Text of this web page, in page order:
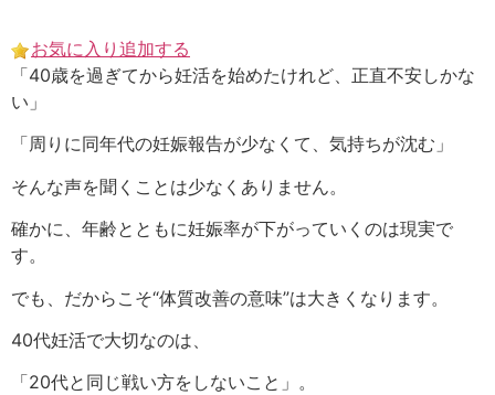
content
お気に入り追加する
「40歳を過ぎてから妊活を始めたけれど、正直不安しかな
い」
「周りに同年代の妊娠報告が少なくて、気持ちが沈む」
そんな声を聞くことは少なくありません。
確かに、年齢とともに妊娠率が下がっていくのは現実で
す。
でも、だからこそ“体質改善の意味”は大きくなります。
40代妊活で大切なのは、
「20代と同じ戦い方をしないこと」。